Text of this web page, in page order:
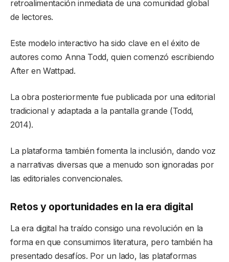
retroalimentación inmediata de una comunidad global
de lectores.
Este modelo interactivo ha sido clave en el éxito de
autores como Anna Todd, quien comenzó escribiendo
After en Wattpad.
La obra posteriormente fue publicada por una editorial
tradicional y adaptada a la pantalla grande (Todd,
2014).
La plataforma también fomenta la inclusión, dando voz
a narrativas diversas que a menudo son ignoradas por
las editoriales convencionales.
Retos y oportunidades en la era digital
La era digital ha traído consigo una revolución en la
forma en que consumimos literatura, pero también ha
presentado desafíos. Por un lado, las plataformas